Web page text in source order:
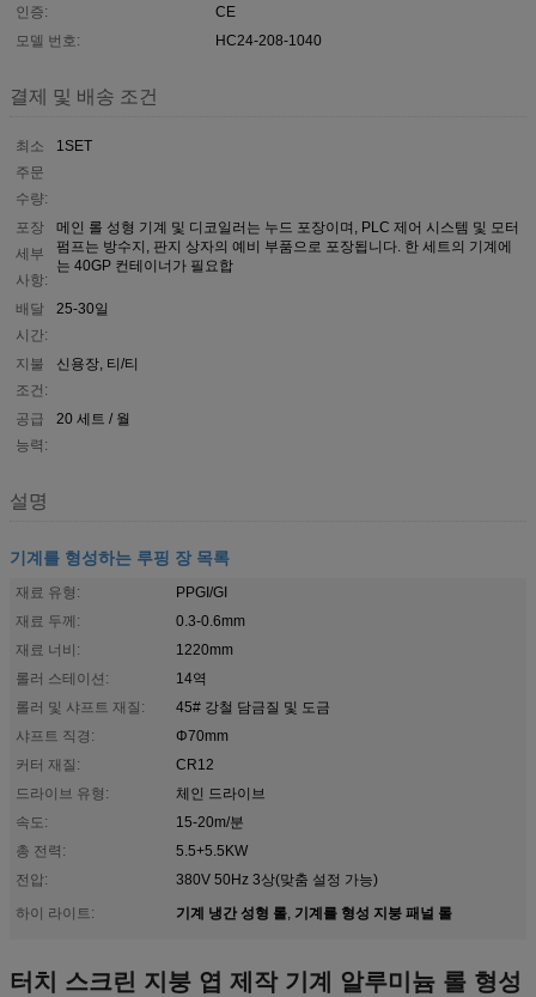
인증:
CE
모델 번호:
HC24-208-1040
결제 및 배송 조건
최소
주문
수량:
1SET
포장
세부
사항:
메인 롤 성형 기계 및 디코일러는 누드 포장이며, PLC 제어 시스템 및 모터
펌프는 방수지, 판지 상자의 예비 부품으로 포장됩니다. 한 세트의 기계에
는 40GP 컨테이너가 필요합
배달
시간:
25-30일
지불
조건:
신용장, 티/티
공급
능력:
20 세트 / 월
설명
기계를 형성하는 루핑 장 목록
재료 유형:
PPGI/GI
재료 두께:
0.3-0.6mm
재료 너비:
1220mm
롤러 스테이션:
14역
롤러 및 샤프트 재질:
45# 강철 담금질 및 도금
샤프트 직경:
Φ70mm
커터 재질:
CR12
드라이브 유형:
체인 드라이브
속도:
15-20m/분
총 전력:
5.5+5.5KW
전압:
380V 50Hz 3상(맞춤 설정 가능)
하이 라이트:
기계 냉간 성형 롤, 기계를 형성 지붕 패널 롤
터치 스크린 지붕 엽 제작 기계 알루미늄 롤 형성